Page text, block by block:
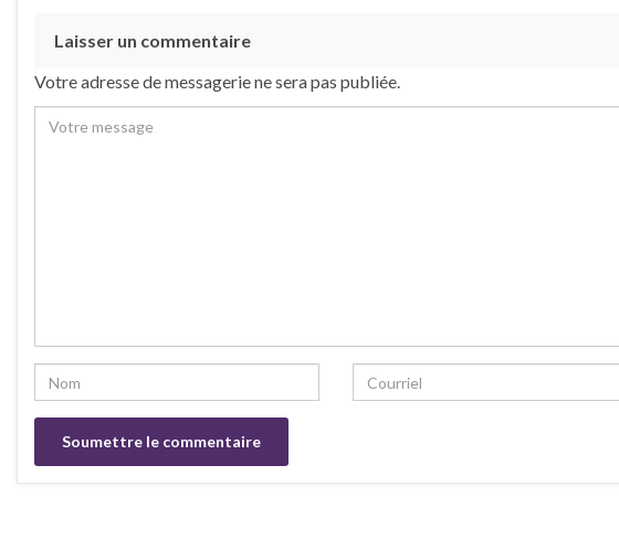
Laisser un commentaire
Votre adresse de messagerie ne sera pas publiée.